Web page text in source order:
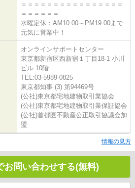
＝＝＝＝＝＝＝＝＝＝＝＝＝＝＝＝
＝＝＝＝＝＝
水曜定休：AM10:00～PM19:00まで
元気に営業中！
オンラインサポートセンター
東京都新宿区西新宿１丁目18-1 小川
ビル 10階
TEL:03-5989-0825
東京都知事 (3) 第94469号
(公社)東京都宅地建物取引業協会
(公社)東京都宅地建物取引業保証協会
(公社)首都圏不動産公正取引協議会加
盟
情報の見方
お問い合わせする(無料)